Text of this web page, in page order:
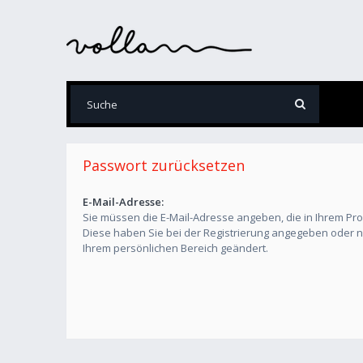
Passwort zurücksetzen
E-Mail-Adresse:
Sie müssen die E-Mail-Adresse angeben, die in Ihrem
Diese haben Sie bei der Registrierung angegeben oder
Ihrem persönlichen Bereich geändert.